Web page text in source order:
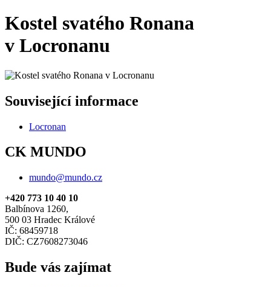
Kostel svatého Ronana
v Locronanu
Související informace
Locronan
CK MUNDO
mundo@mundo.cz
+420 773 10 40 10
Balbínova 1260,
500 03 Hradec Králové
IČ: 68459718
DIČ: CZ7608273046
Bude vás zajímat